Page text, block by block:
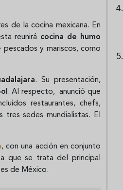
de la cocina mexicana. En
reunirá cocina de humo
y mariscos, como
. Su presentación,
. Al respecto, anunció que
restaurantes, chefs,
sedes mundialistas. El
, con una acción en conjunto
que se trata del principal
de México.